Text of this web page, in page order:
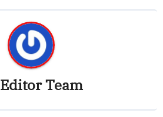
Editor Team